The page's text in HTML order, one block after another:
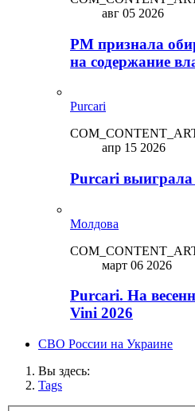
авг 05 2026
PM признала
на содержание
Purcari
апр 15 2026
Purcari выиграла
Молдова
март 06 2026
Purcari. На
Vini 2026
СВО России на Украине
Вы здесь:
Tags